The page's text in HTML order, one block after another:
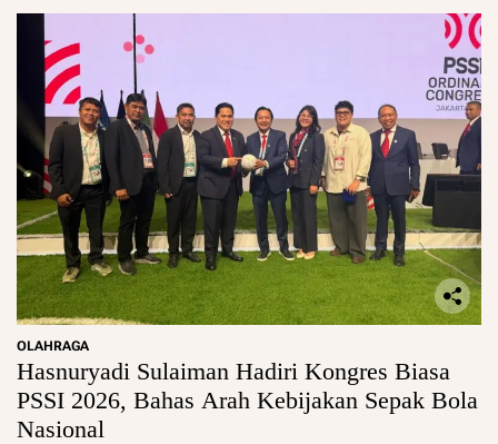
OLAHRAGA
Hasnuryadi Sulaiman Hadiri Kongres Biasa
PSSI 2026, Bahas Arah Kebijakan Sepak Bola
Nasional